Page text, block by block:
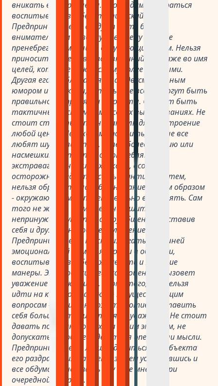
вникать в их проблемы. Необходимо стараться
воспитывать в себе эстетический вкус.
Предпринимателю следует быть более
внимательным к своему внешнему виду, не
пренебрегать мнением окружающих о нем. Нельзя
приносить в жертву свой внешний вид даже во имя
целей, которые кажутся ему более важными.
Другая его проблема связана с двусмысленным
юмором и шутками, которые не всегда могут быть
правильно восприняты и поняты. Следует быть
тактичным и скромным в своих высказываниях. Не
стоит стараться поднимать людям настроение
любой ценой. Необходимо помнить, что не все
любят шутливый тон, а тем более иронию или
насмешки. Не стоит злоупотреблять
экстравагантными выходками, особенно
осторожно следует касаться интимных тем,
нельзя обращать на себя внимание таким образом
- окружающие могут неправильно его понять. Сам
того не желая, он может нарушить
непринужденную атмосферу общения, поставив
себя и друзей в неловкое положение.
Предпринимателю нужно избегать излишней
эмоциональной фамильярности в общении,
воспитывать в себе вежливость и хорошие
манеры. Это повысит его самооценку и вызовет
уважение окружающих. Кроме того, ему нельзя
идти на конфронтацию по несуществующим
вопросам — этим он может противопоставить
себя большинству и потерять уважение. Не стоит
давать поспешного выхода своим эмоциям, не
допускать, чтобы его действия опережали мысли.
Предпринимателю лучше удалиться от объекта
его раздражения на время, затем успокоившись и
все обдумав, высказать ему свое мнение при
очередной встрече.